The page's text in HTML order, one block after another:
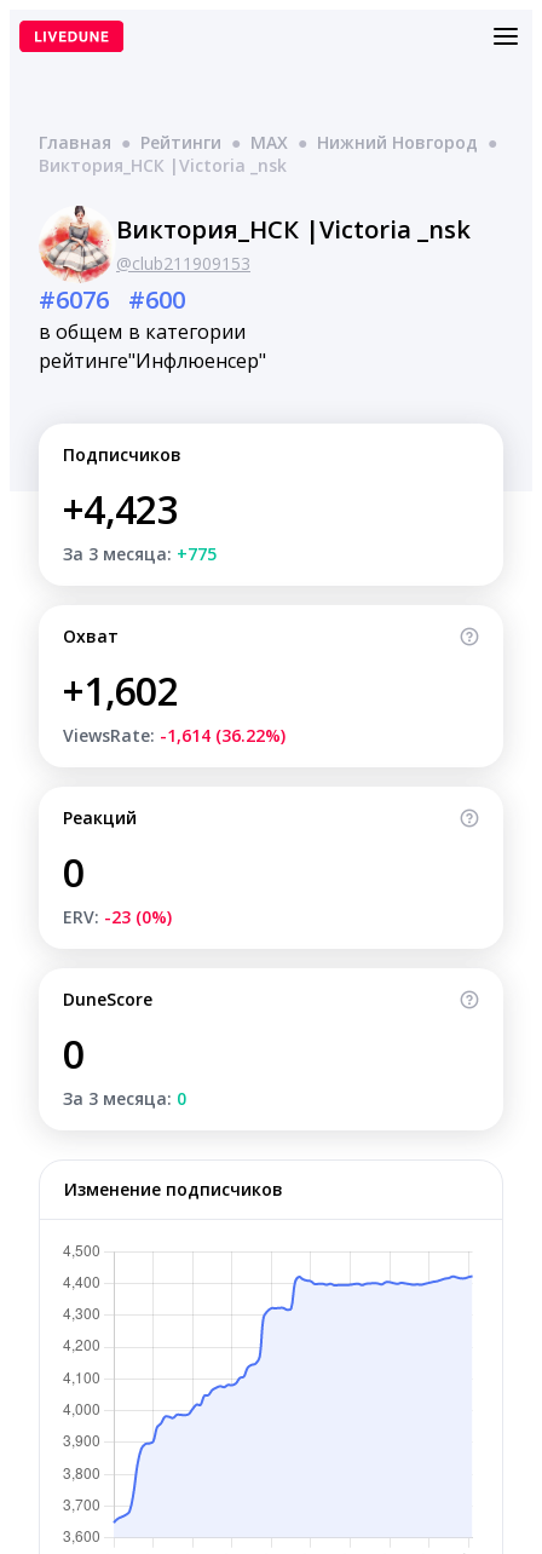
Перейти
Главная ● Рейтинги ● MAX ● Нижний Новгород ●
Виктория_НСК |Victoria _nsk
Виктория_НСК |Victoria _nsk
@club211909153
#6076
в общем
рейтинге
#600
в категории
"Инфлюенсер"
Подписчиков
+4,423
За 3 месяца: +775
Охват
+1,602
ViewsRate: -1,614 (36.22%)
Реакций
0
ERV: -23 (0%)
DuneScore
0
За 3 месяца: 0
Изменение подписчиков